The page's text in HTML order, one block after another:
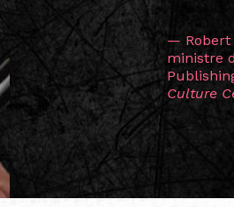
L’une
consœur
la vision
les
solidité
vers de
— Vanini